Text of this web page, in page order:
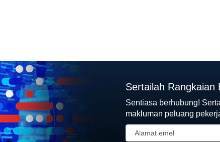
Sertailah Rangkaian
Sentiasa berhubung!
makluman peluang